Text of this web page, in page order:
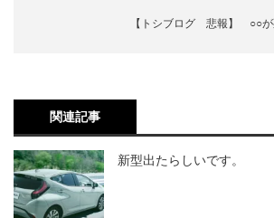
【トシブログ 悲報】 ○○が
関連記事
新型出たらしいです。